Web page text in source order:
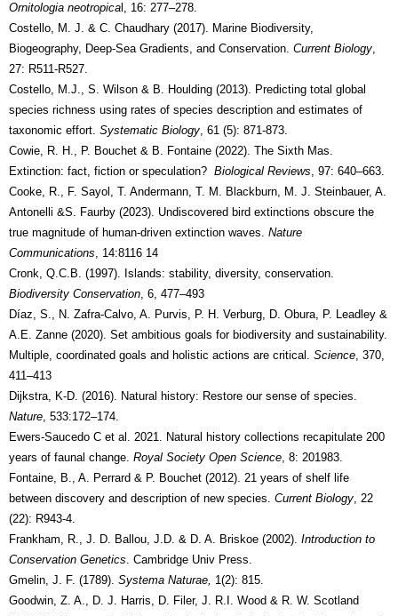
Ornitologia neotropica l, 16: 277–278.
Costello, M. J. & C. Chaudhary (2017). Marine Biodiversity,
Biogeography, Deep-Sea Gradients, and Conservation. Current Biology,
27: R511-R527.
Costello, M.J., S. Wilson & B. Houlding (2013). Predicting total global
species richness using rates of species description and estimates of
taxonomic effort. Systematic Biology, 61 (5): 871-873.
Cowie, R. H., P. Bouchet & B. Fontaine (2022). The Sixth Mas.
Extinction: fact, fiction or speculation? Biological Reviews, 97: 640–663.
Cooke, R., F. Sayol, T. Andermann, T. M. Blackburn, M. J. Steinbauer, A.
Antonelli &S. Faurby (2023). Undiscovered bird extinctions obscure the
true magnitude of human-driven extinction waves. Nature
Communications, 14:8116 14
Cronk, Q.C.B. (1997). Islands: stability, diversity, conservation.
Biodiversity Conservation, 6, 477–493
Díaz, S., N. Zafra-Calvo, A. Purvis, P. H. Verburg, D. Obura, P. Leadley &
A.E. Zanne (2020). Set ambitious goals for biodiversity and sustainability.
Multiple, coordinated goals and holistic actions are critical. Science, 370,
411–413
Dijkstra, K-D. (2016). Natural history: Restore our sense of species.
Nature, 533:172–174.
Ewers-Saucedo C et al. 2021. Natural history collections recapitulate 200
years of faunal change. Royal Society Open Science, 8: 201983.
Fontaine, B., A. Perrard & P. Bouchet (2012). 21 years of shelf life
between discovery and description of new species. Current Biology, 22
(22): R943-4.
Frankham, R., J. D. Ballou, J.D. & D. A. Briskoe (2002). Introduction to
Conservation Genetics. Cambridge Univ Press.
Gmelin, J. F. (1789). Systema Naturae, 1(2): 815.
Goodwin, Z. A., D. J. Harris, D. Filer, J. R.I. Wood & R. W. Scotland